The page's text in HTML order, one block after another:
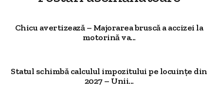
Chicu avertizează – Majorarea bruscă a accizei la
motorină va...
Statul schimbă calculul impozitului pe locuințe din
2027 – Unii...